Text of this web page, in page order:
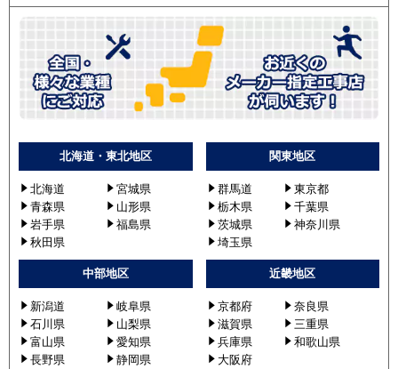
北海道・東北地区
北海道
宮城県
青森県
山形県
岩手県
福島県
秋田県
関東地区
群馬道
東京都
栃木県
千葉県
茨城県
神奈川県
埼玉県
中部地区
新潟道
岐阜県
石川県
山梨県
富山県
愛知県
長野県
静岡県
近畿地区
京都府
奈良県
滋賀県
三重県
兵庫県
和歌山県
大阪府